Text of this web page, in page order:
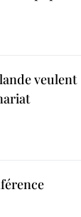
veulent